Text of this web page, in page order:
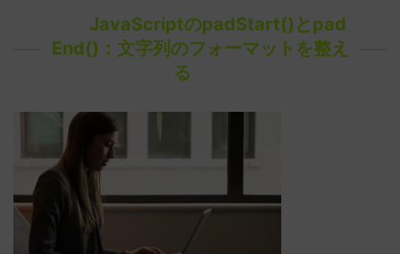
JavaScriptのpadStart()とpad
End()：文字列のフォーマットを整え
る